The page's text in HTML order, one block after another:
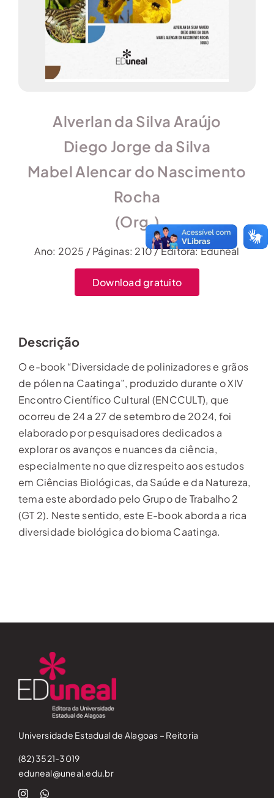
Alverlan da Silva Araújo
Diego Jorge da Silva
Mabel Alencar do Nascimento
Rocha
(Org.)
Ano: 2025 / Páginas: 210 / Editora: Eduneal
Download gratuito
Descrição
O e-book “Diversidade de polinizadores e grãos
de pólen na Caatinga”, produzido durante o XIV
Encontro Científico Cultural (ENCCULT), que
ocorreu de 24 a 27 de setembro de 2024, foi
elaborado por pesquisadores dedicados a
explorar os avanços e nuances da ciência,
especialmente no que diz respeito aos estudos
em Ciências Biológicas, da Saúde e da Natureza,
tema este abordado pelo Grupo de Trabalho 2
(GT 2). Neste sentido, este E-book aborda a rica
diversidade biológica do bioma Caatinga.
Universidade Estadual de Alagoas – Reitoria
(82) 3521-3019
eduneal@uneal.edu.br